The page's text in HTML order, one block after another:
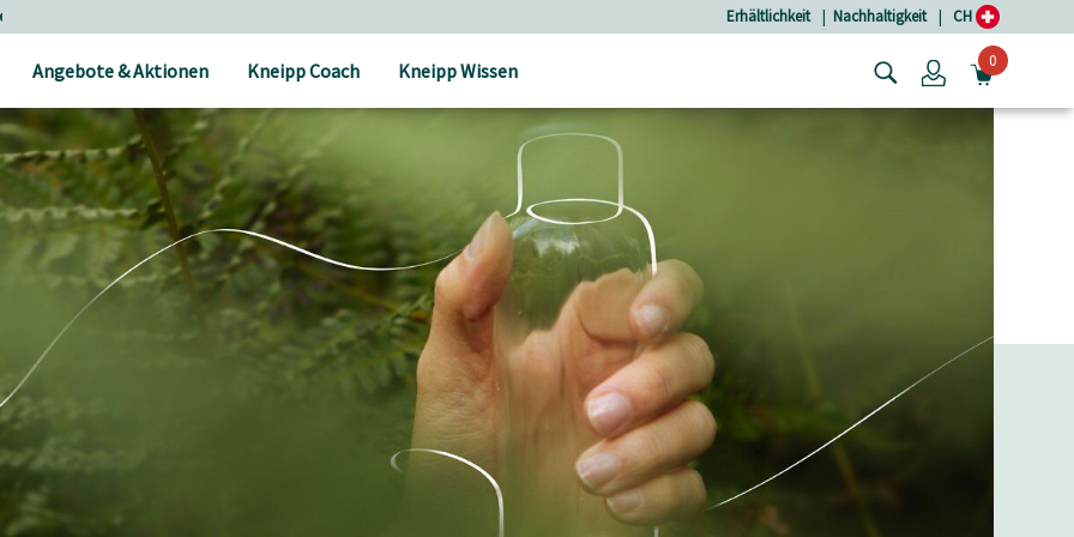
Erhältlichkeit | Nachhaltigkeit | CH
Angebote & Aktionen Kneipp Coach Kneipp Wissen Login0